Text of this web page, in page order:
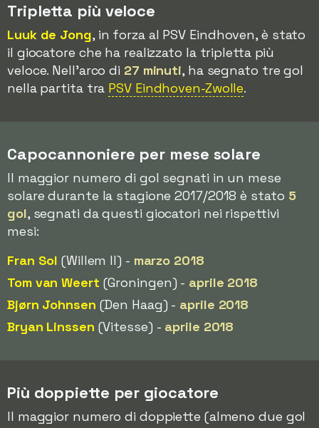
Tripletta più veloce
Luuk de Jong, in forza al PSV Eindhoven, è stato
il giocatore che ha realizzato la tripletta più
veloce. Nell'arco di 27 minuti, ha segnato tre gol
nella partita tra PSV Eindhoven-Zwolle.
Capocannoniere per mese solare
Il maggior numero di gol segnati in un mese
solare durante la stagione 2017/2018 è stato 5
gol, segnati da questi giocatori nei rispettivi
mesi:
Fran Sol (Willem II) - marzo 2018
Tom van Weert (Groningen) - aprile 2018
Bjørn Johnsen (Den Haag) - aprile 2018
Bryan Linssen (Vitesse) - aprile 2018
Più doppiette per giocatore
Il maggior numero di doppiette (almeno due gol